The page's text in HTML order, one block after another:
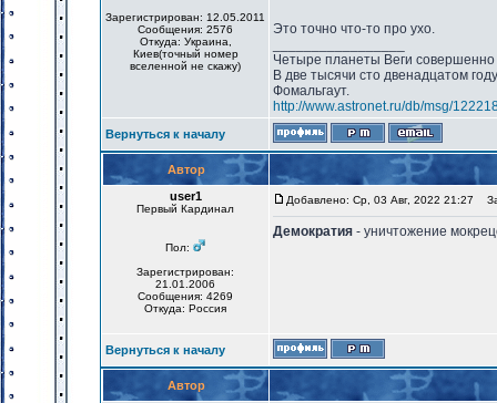
Зарегистрирован: 12.05.2011
Сообщения: 2576
Откуда: Украина,
Киев(точный номер
вселенной не скажу)
Это точно что-то про ухо.
Четыре планеты Веги
В две тысячи сто двенадцатом
Фомальгаут.
http://www.astronet.ru/db/msg/
Вернуться к началу
Автор
user1
Первый Кардинал
Пол:
Зарегистрирован:
21.01.2006
Сообщения: 4269
Откуда: Россия
Добавлено: Ср, 03 Авг, 2022 21:27
Демократия - уничтожение
Вернуться к началу
Автор